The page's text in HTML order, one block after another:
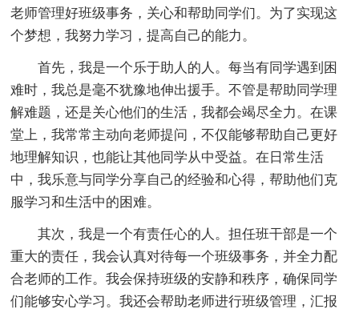
老师管理好班级事务，关心和帮助同学们。为了实现这
个梦想，我努力学习，提高自己的能力。
首先，我是一个乐于助人的人。每当有同学遇到困
难时，我总是毫不犹豫地伸出援手。不管是帮助同学理
解难题，还是关心他们的生活，我都会竭尽全力。在课
堂上，我常常主动向老师提问，不仅能够帮助自己更好
地理解知识，也能让其他同学从中受益。在日常生活
中，我乐意与同学分享自己的经验和心得，帮助他们克
服学习和生活中的困难。
其次，我是一个有责任心的人。担任班干部是一个
重大的责任，我会认真对待每一个班级事务，并全力配
合老师的工作。我会保持班级的安静和秩序，确保同学
们能够安心学习。我还会帮助老师进行班级管理，汇报